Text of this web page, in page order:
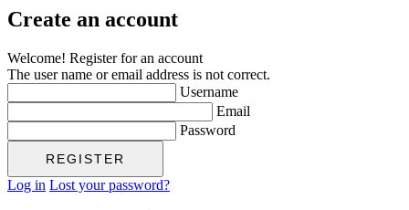
Create an account
Welcome! Register for an account
The user name or email address is not correct.
Username
Email
Password
Log in Lost your password?